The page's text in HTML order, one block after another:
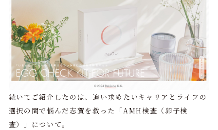
続いてご紹介したのは、追い求めたいキャリアとライフの
選択の間で悩んだ志賀を救った「AMH検査（卵子検
査）」について。